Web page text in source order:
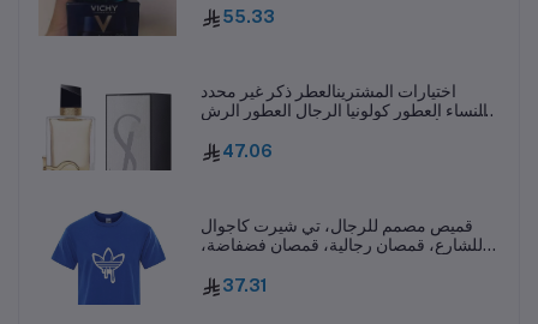
بالبشرة L25111455.33
اختيارات المشترينالعطر ذكر غير محدد
والنساء العطور كولونيا الرجال العطور الرش
47.06
قميص مصمم للرجال، تي شيرت كاجوال
للشارع، قمصان رجالية، قمصان فضفاضة،
شيرت بأكمام قصيرة
37.31